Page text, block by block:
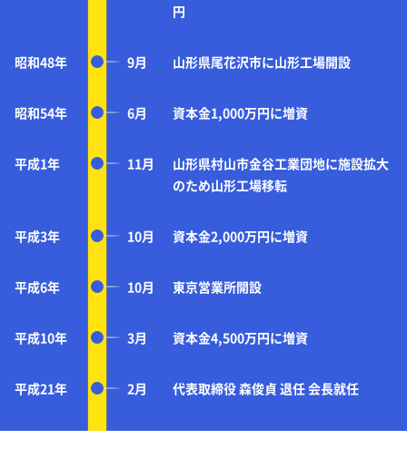
円
昭和48年 9月 山形県尾花沢市に山形工場開設
昭和54年 6月 資本金1,000万円に増資
平成1年 11月
山形県村山市金谷工業団地に施設拡大
のため山形工場移転
平成3年 10月 資本金2,000万円に増資
平成6年 10月 東京営業所開設
平成10年 3月 資本金4,500万円に増資
平成21年 2月 代表取締役 森俊貞 退任 会長就任